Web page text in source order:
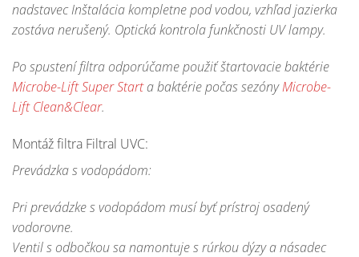
nadstavec Inštalácia kompletne pod vodou, vzhľad jazierka
zostáva nerušený. Optická kontrola funkčnosti UV lampy.
Po spustení filtra odporúčame použiť štartovacie baktérie
Microbe-Lift Super Starta baktérie počas sezónyMicrobe-
Lift Clean&Clear.
Montáž filtra Filtral UVC:
Prevádzka s vodopádom:
Pri prevádzke s vodopádom musí byť prístroj osadený
vodorovne.
Ventil s odbočkou sa namontuje s rúrkou dýzy a násadec